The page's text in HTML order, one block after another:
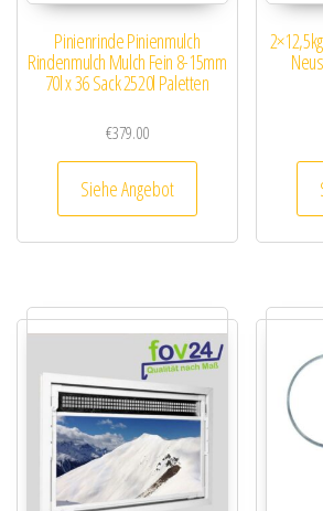
Pinienrinde Pinienmulch
Rindenmulch Mulch Fein 8-15mm
70l x 36 Sack 2520l Paletten
€379.00
Siehe Angebot